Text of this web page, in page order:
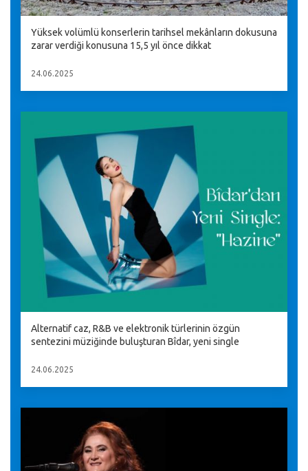
Yüksek volümlü konserlerin tarihsel mekânların dokusuna
zarar verdiği konusuna 15,5 yıl önce dikkat
24.06.2025
Alternatif caz, R&B ve elektronik türlerinin özgün
sentezini müziğinde buluşturan Bîdar, yeni single
24.06.2025